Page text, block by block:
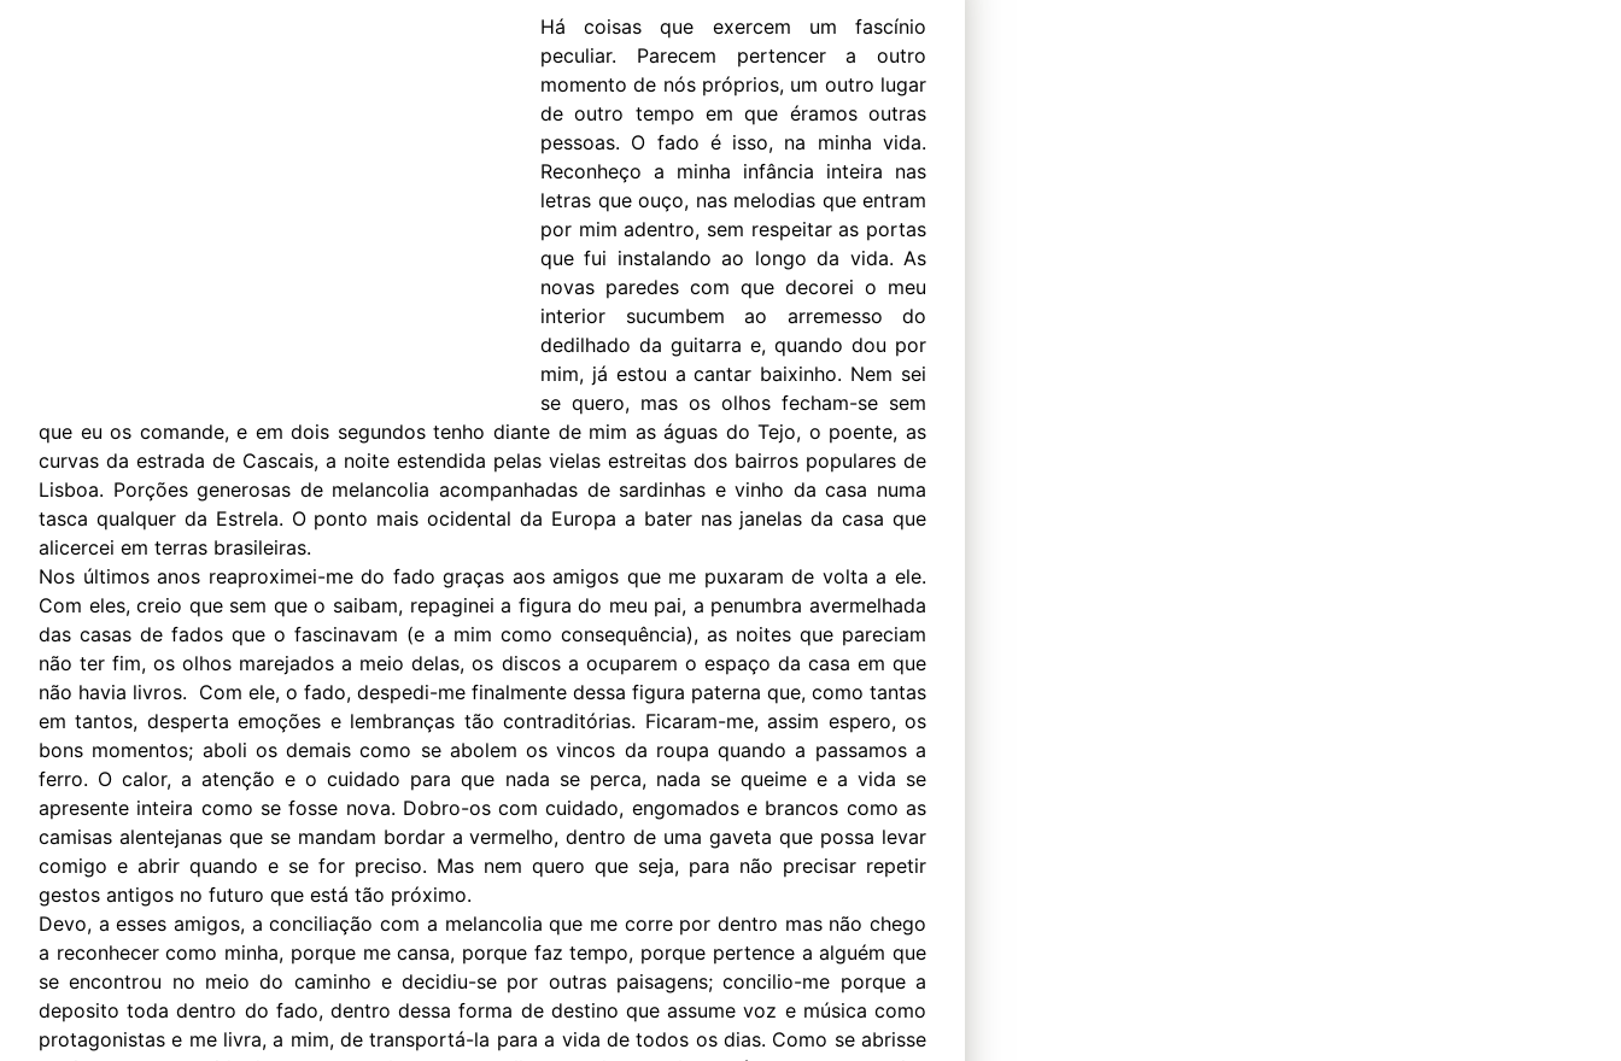
Há coisas que exercem um fascínio
peculiar. Parecem pertencer a outro
momento de nós próprios, um outro lugar
de outro tempo em que éramos outras
pessoas. O fado é isso, na minha vida.
Reconheço a minha infância inteira nas
letras que ouço, nas melodias que entram
por mim adentro, sem respeitar as portas
que fui instalando ao longo da vida. As
novas paredes com que decorei o meu
interior sucumbem ao arremesso do
dedilhado da guitarra e, quando dou por
mim, já estou a cantar baixinho. Nem sei
se quero, mas os olhos fecham-se sem
que eu os comande, e em dois segundos tenho diante de mim as águas do Tejo, o poente, as
curvas da estrada de Cascais, a noite estendida pelas vielas estreitas dos bairros populares de
Lisboa. Porções generosas de melancolia acompanhadas de sardinhas e vinho da casa numa
tasca qualquer da Estrela. O ponto mais ocidental da Europa a bater nas janelas da casa que
alicercei em terras brasileiras.
Nos últimos anos reaproximei-me do fado graças aos amigos que me puxaram de volta a ele.
Com eles, creio que sem que o saibam, repaginei a figura do meu pai, a penumbra avermelhada
das casas de fados que o fascinavam (e a mim como consequência), as noites que pareciam
não ter fim, os olhos marejados a meio delas, os discos a ocuparem o espaço da casa em que
não havia livros. Com ele, o fado, despedi-me finalmente dessa figura paterna que, como tantas
em tantos, desperta emoções e lembranças tão contraditórias. Ficaram-me, assim espero, os
bons momentos; aboli os demais como se abolem os vincos da roupa quando a passamos a
ferro. O calor, a atenção e o cuidado para que nada se perca, nada se queime e a vida se
apresente inteira como se fosse nova. Dobro-os com cuidado, engomados e brancos como as
camisas alentejanas que se mandam bordar a vermelho, dentro de uma gaveta que possa levar
comigo e abrir quando e se for preciso. Mas nem quero que seja, para não precisar repetir
gestos antigos no futuro que está tão próximo.
Devo, a esses amigos, a conciliação com a melancolia que me corre por dentro mas não chego
a reconhecer como minha, porque me cansa, porque faz tempo, porque pertence a alguém que
se encontrou no meio do caminho e decidiu-se por outras paisagens; concilio-me porque a
deposito toda dentro do fado, dentro dessa forma de destino que assume voz e música como
protagonistas e me livra, a mim, de transportá-la para a vida de todos os dias. Como se abrisse